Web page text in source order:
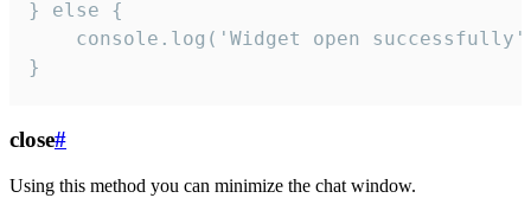
} else {
console.log('Widget open
}
close#
Using this method you can minimize the chat window.